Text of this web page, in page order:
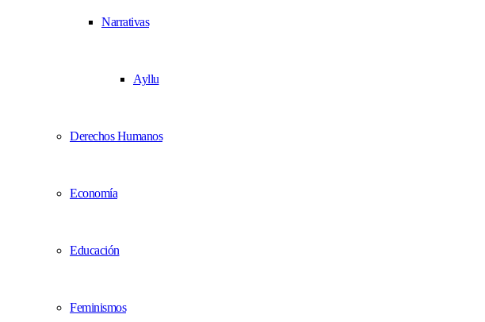
Narrativas
Ayllu
Derechos Humanos
Economía
Educación
Feminismos